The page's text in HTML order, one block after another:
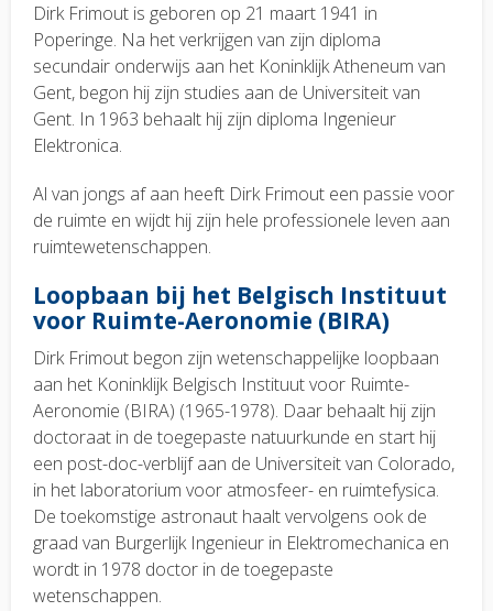
Dirk Frimout is geboren op 21 maart 1941 in
Poperinge. Na het verkrijgen van zijn diploma
secundair onderwijs aan het Koninklijk Atheneum van
Gent, begon hij zijn studies aan de Universiteit van
Gent. In 1963 behaalt hij zijn diploma Ingenieur
Elektronica.
Al van jongs af aan heeft Dirk Frimout een passie voor
de ruimte en wijdt hij zijn hele professionele leven aan
ruimtewetenschappen.
Loopbaan bij het Belgisch Instituut
voor Ruimte-Aeronomie (BIRA)
Dirk Frimout begon zijn wetenschappelijke loopbaan
aan het Koninklijk Belgisch Instituut voor Ruimte-
Aeronomie (BIRA) (1965-1978). Daar behaalt hij zijn
doctoraat in de toegepaste natuurkunde en start hij
een post-doc-verblijf aan de Universiteit van Colorado,
in het laboratorium voor atmosfeer- en ruimtefysica.
De toekomstige astronaut haalt vervolgens ook de
graad van Burgerlijk Ingenieur in Elektromechanica en
wordt in 1978 doctor in de toegepaste
wetenschappen.